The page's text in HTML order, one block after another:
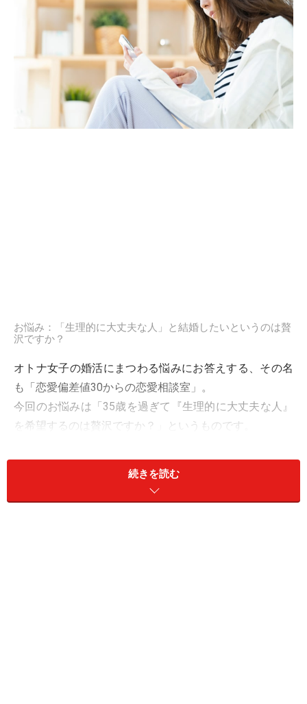
お悩み：「生理的に大丈夫な人」と結婚したいというのは贅
沢ですか？
オトナ女子の婚活にまつわる悩みにお答えする、その名
も「恋愛偏差値30からの恋愛相談室」。
今回のお悩みは「35歳を過ぎて『生理的に大丈夫な人』
を希望するのは贅沢ですか？」というものです。
35歳を過ぎて、飲み会や紹介では限界があると感じ、3
月から結婚相談所に登録しました。
続きを読む